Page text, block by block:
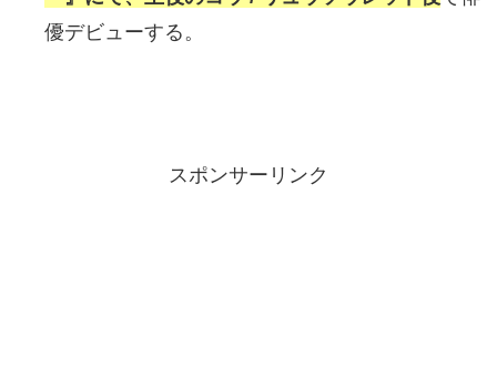
優デビューする。
スポンサーリンク